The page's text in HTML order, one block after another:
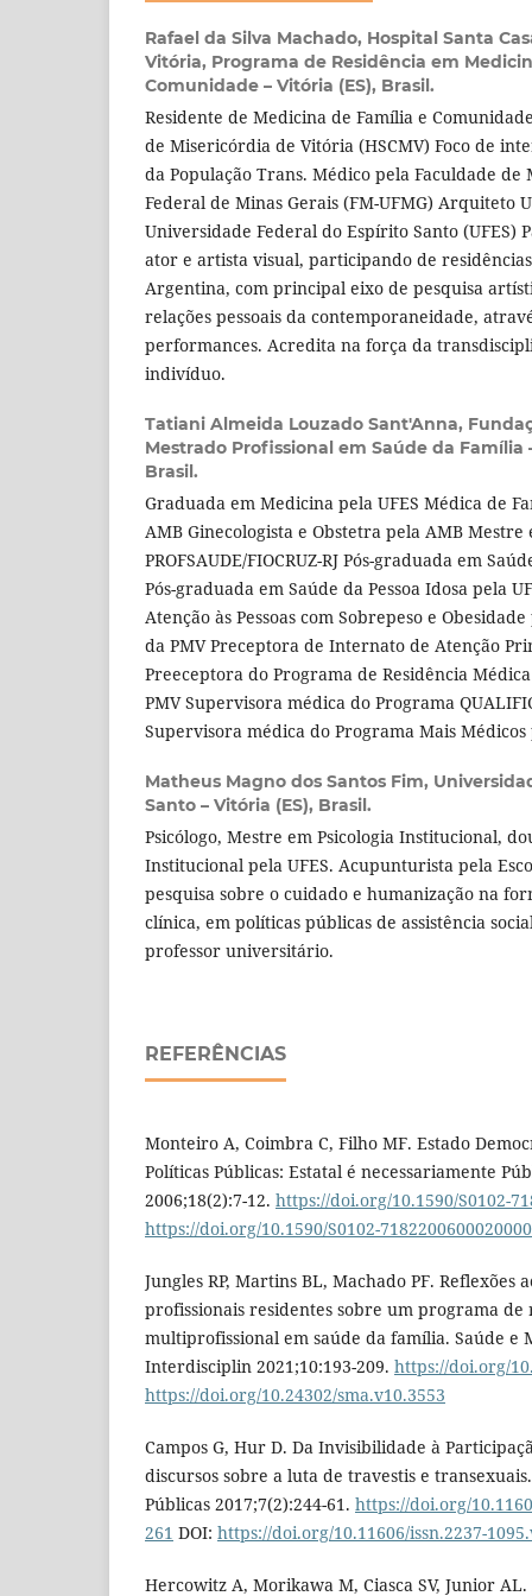
Rafael da Silva Machado, Hospital Santa
Vitória, Programa de Residência em
Comunidade – Vitória (ES), Brasil.
Residente de Medicina de Família e
de Misericórdia de Vitória (HSCMV) Foco de
da População Trans. Médico pela Faculdade
Federal de Minas Gerais (FM-UFMG) Arquiteto
Universidade Federal do Espírito Santo (UFES)
ator e artista visual, participando de
Argentina, com principal eixo de pesquisa
relações pessoais da contemporaneidade,
performances. Acredita na força da
indivíduo.
Tatiani Almeida Louzado Sant'Anna,
Mestrado Profissional em Saúde da Família
Brasil.
Graduada em Medicina pela UFES Médica de
AMB Ginecologista e Obstetra pela AMB
PROFSAUDE/FIOCRUZ-RJ Pós-graduada em
Pós-graduada em Saúde da Pessoa Idosa pela
Atenção às Pessoas com Sobrepeso e
da PMV Preceptora de Internato de Atenção
Preeceptora do Programa de Residência
PMV Supervisora médica do Programa
Supervisora médica do Programa Mais
Matheus Magno dos Santos Fim,
Santo – Vitória (ES), Brasil.
Psicólogo, Mestre em Psicologia Institucional,
Institucional pela UFES. Acupunturista pela
pesquisa sobre o cuidado e humanização na
clínica, em políticas públicas de assistência
professor universitário.
REFERÊNCIAS
Monteiro A, Coimbra C, Filho MF. Estado
Políticas Públicas: Estatal é necessariamente
2006;18(2):7-12. https://doi.org/10.1590/S0102-
https://doi.org/10.1590/S0102-
Jungles RP, Martins BL, Machado PF. Reflexões
profissionais residentes sobre um programa de
multiprofissional em saúde da família. Saúde e
Interdisciplin 2021;10:193-209. https://doi.org/
https://doi.org/10.24302/sma.v10.3553
Campos G, Hur D. Da Invisibilidade à
discursos sobre a luta de travestis e
Públicas 2017;7(2):244-61. https://doi.org/
261 DOI: https://doi.org/10.11606/issn.2237-
Hercowitz A, Morikawa M, Ciasca SV, Junior